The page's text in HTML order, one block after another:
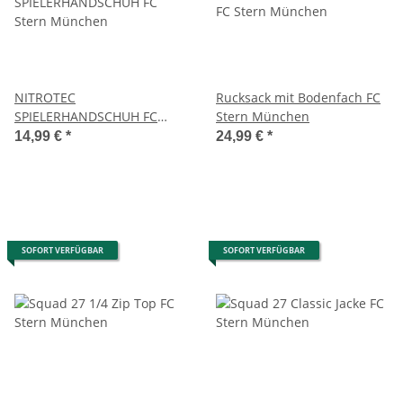
NITROTEC
SPIELERHANDSCHUH FC
Stern München
14,99 € *
Rucksack mit Bodenfach FC
Stern München
24,99 € *
SOFORT VERFÜGBAR SOFORT VERFÜGBAR